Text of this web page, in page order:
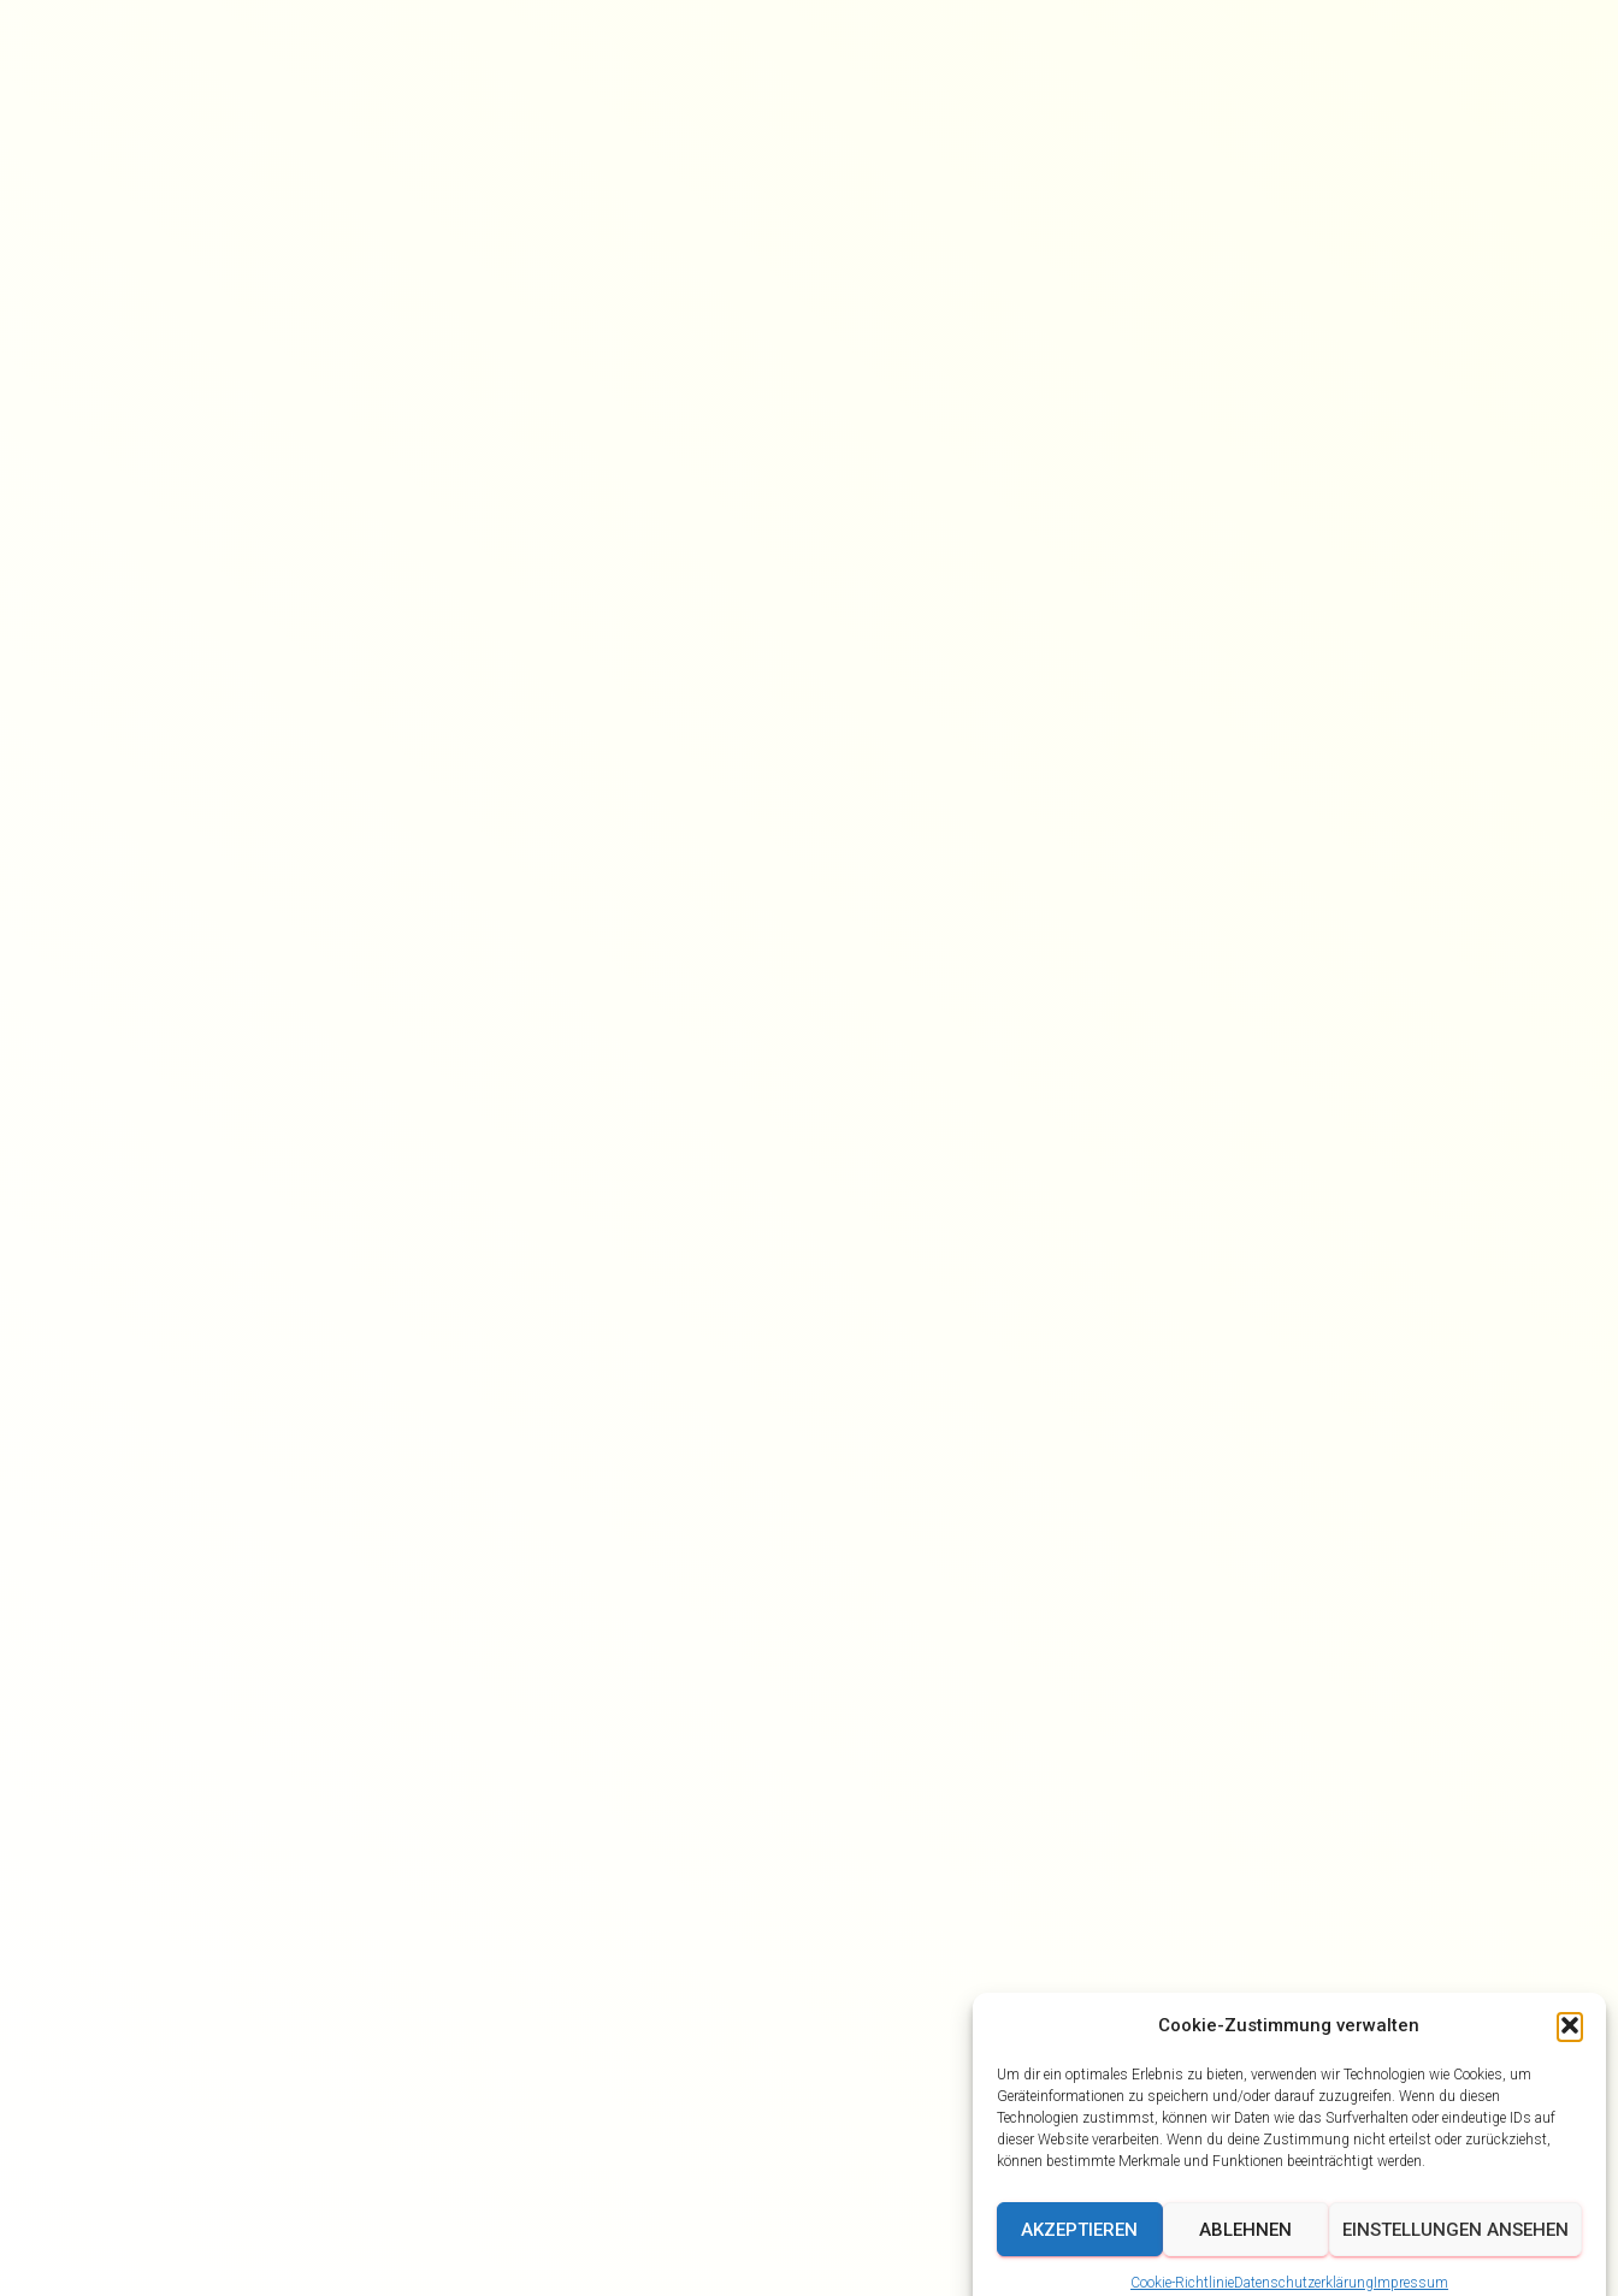
Cookie-Zustimmung verwalten
Um dir ein optimales Erlebnis zu bieten, verwenden wir Technologien wie Cookies, um
Geräteinformationen zu speichern und/oder darauf zuzugreifen. Wenn du diesen
Technologien zustimmst, können wir Daten wie das Surfverhalten oder eindeutige IDs auf
dieser Website verarbeiten. Wenn du deine Zustimmung nicht erteilst oder zurückziehst,
können bestimmte Merkmale und Funktionen beeinträchtigt werden.
AKZEPTIEREN ABLEHNEN EINSTELLUNGEN ANSEHEN
Cookie-RichtlinieDatenschutzerklärung Impressum